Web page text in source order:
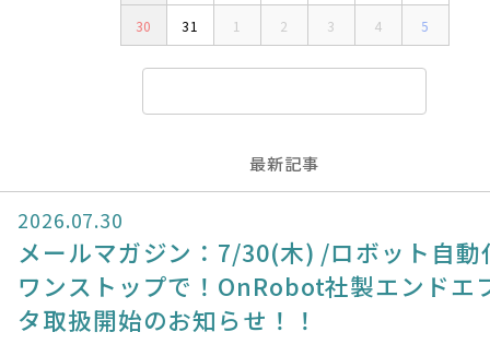
30 31 1 2 3 4 5
最新記事
2026.07.30
メールマガジン：7/30(木) /ロボット自動
ワンストップで！OnRobot社製エンドエ
タ取扱開始のお知らせ！！